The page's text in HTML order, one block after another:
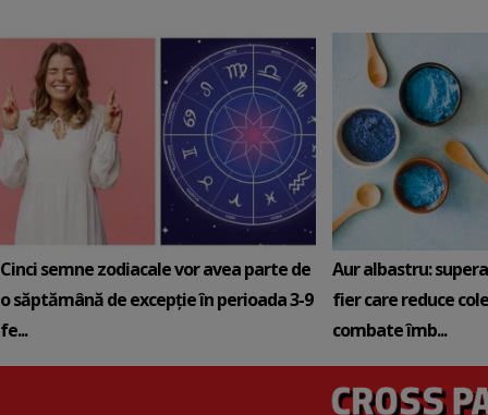
Cinci semne zodiacale vor avea parte de
o săptămână de excepție în perioada 3-9
fe...
Aur albastru:
fier care reduce
combate îmb...